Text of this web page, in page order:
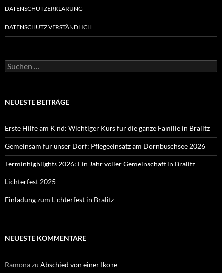
DATENSCHUTZERKLÄRUNG
DATENSCHUTZ VERSTÄNDLICH
Suchen
nach:
NEUESTE BEITRÄGE
Erste Hilfe am Kind: Wichtiger Kurs für die ganze Familie in Bralitz
Gemeinsam für unser Dorf: Pflegeeinsatz am Dornbuschsee 2026
Terminhighlights 2026: Ein Jahr voller Gemeinschaft in Bralitz
Lichterfest 2025
Einladung zum Lichterfest in Bralitz
NEUESTE KOMMENTARE
Ramonazu Abschied von einer Ikone